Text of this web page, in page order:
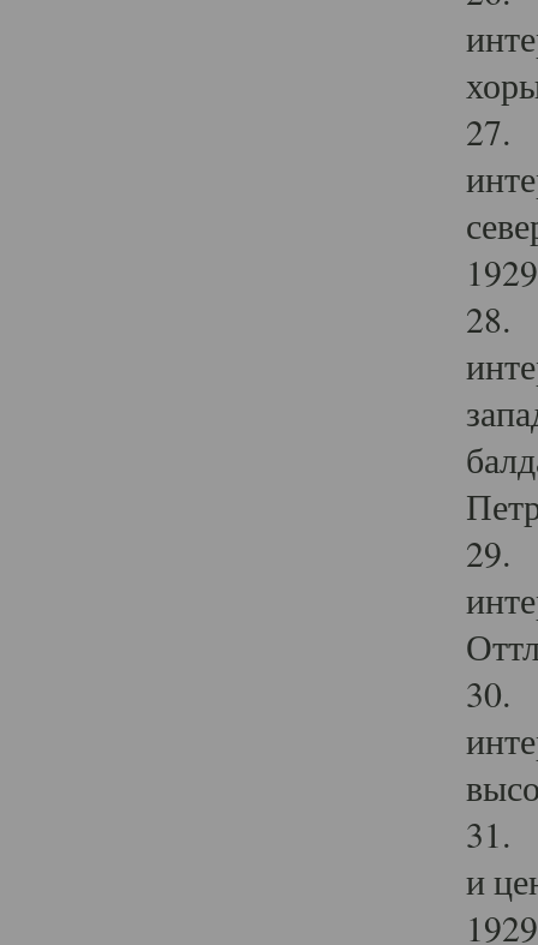
27.
28.
29.
30.
31.
и